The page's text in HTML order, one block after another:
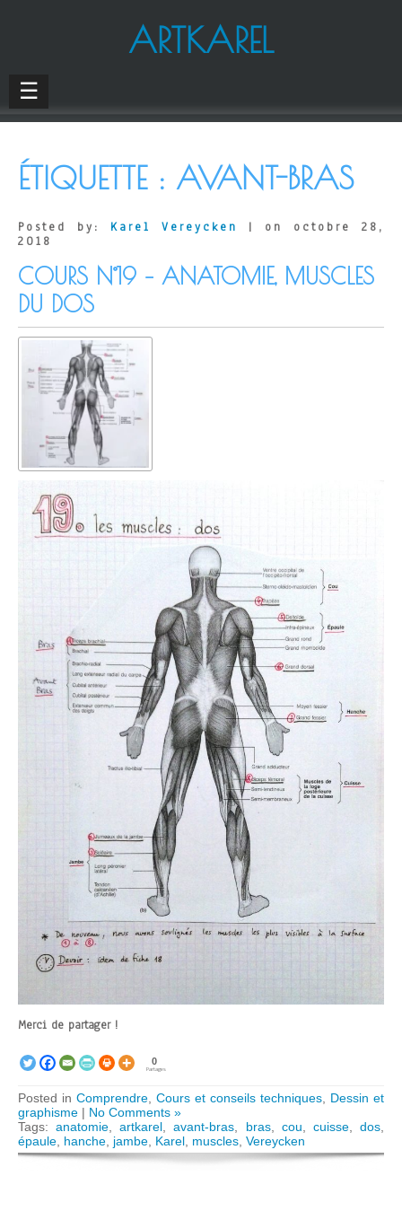
ARTKAREL
☰
ÉTIQUETTE : AVANT-BRAS
Posted by: Karel Vereycken
| on octobre 28,
2018
COURS N°19 – ANATOMIE, MUSCLES
DU DOS
Merci de partager !
0
Partages
Posted in Comprendre, Cours et conseils techniques, Dessin et
graphisme | No Comments »
Tags:anatomie,artkarel,avant-bras, bras, cou, cuisse,dos,
épaule, hanche, jambe, Karel, muscles, Vereycken